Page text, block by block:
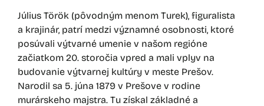
Július Török (pôvodným menom Turek), figuralista
a krajinár, patrí medzi významné osobnosti, ktoré
posúvali výtvarné umenie v našom regióne
začiatkom 20. storočia vpred a mali vplyv na
budovanie výtvarnej kultúry v meste Prešov.
Narodil sa 5. júna 1879 v Prešove v rodine
murárskeho majstra. Tu získal základné a